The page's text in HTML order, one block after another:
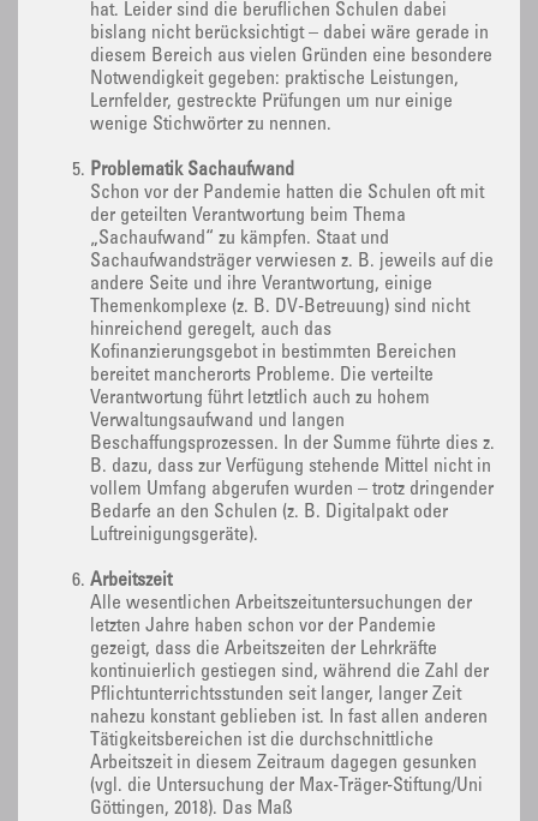
hat. Leider sind die beruflichen Schulen dabei
bislang nicht berücksichtigt – dabei wäre gerade in
diesem Bereich aus vielen Gründen eine besondere
Notwendigkeit gegeben: praktische Leistungen,
Lernfelder, gestreckte Prüfungen um nur einige
wenige Stichwörter zu nennen.
Problematik Sachaufwand
Schon vor der Pandemie hatten die Schulen oft mit
der geteilten Verantwortung beim Thema
„Sachaufwand“ zu kämpfen. Staat und
Sachaufwandsträger verwiesen z. B. jeweils auf die
andere Seite und ihre Verantwortung, einige
Themenkomplexe (z. B. DV-Betreuung) sind nicht
hinreichend geregelt, auch das
Kofinanzierungsgebot in bestimmten Bereichen
bereitet mancherorts Probleme. Die verteilte
Verantwortung führt letztlich auch zu hohem
Verwaltungsaufwand und langen
Beschaffungsprozessen. In der Summe führte dies z.
B. dazu, dass zur Verfügung stehende Mittel nicht in
vollem Umfang abgerufen wurden – trotz dringender
Bedarfe an den Schulen (z. B. Digitalpakt oder
Luftreinigungsgeräte).
Arbeitszeit
Alle wesentlichen Arbeitszeituntersuchungen der
letzten Jahre haben schon vor der Pandemie
gezeigt, dass die Arbeitszeiten der Lehrkräfte
kontinuierlich gestiegen sind, während die Zahl der
Pflichtunterrichtsstunden seit langer, langer Zeit
nahezu konstant geblieben ist. In fast allen anderen
Tätigkeitsbereichen ist die durchschnittliche
Arbeitszeit in diesem Zeitraum dagegen gesunken
(vgl. die Untersuchung der Max-Träger-Stiftung/Uni
Göttingen, 2018). Das Maß